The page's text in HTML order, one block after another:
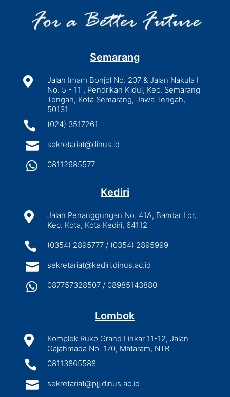
Semarang

Jalan Imam Bonjol No. 207 & Jalan Nakula I
No. 5 - 11 , Pendrikan Kidul, Kec. Semarang
Tengah, Kota Semarang, Jawa Tengah,
50131
 (024) 3517261
 sekretariat@dinus.id
 08112685577
Kediri

Jalan Penanggungan No. 41A, Bandar Lor,
Kec. Kota, Kota Kediri, 64112
 (0354) 2895777 / (0354) 2895999
 sekretariat@kediri.dinus.ac.id
 087757328507 / 08985143880
Lombok

Komplek Ruko Grand Linkar 11-12, Jalan
Gajahmada No. 170, Mataram, NTB
 08113865588
 sekretariat@pjj.dinus.ac.id